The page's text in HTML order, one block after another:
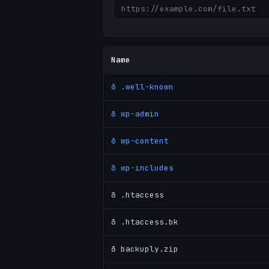
Name
ð .well-known
ð wp-admin
ð wp-content
ð wp-includes
ð .htaccess
ð .htaccess.bk
ð backuply.zip